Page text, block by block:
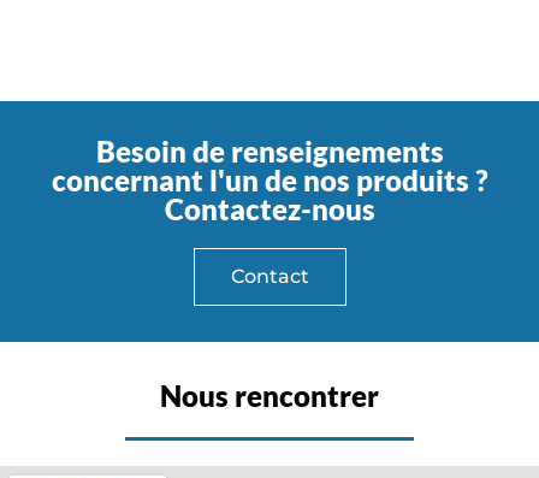
Besoin de renseignements
concernant l'un de nos produits ?
Contactez-nous
Contact
Nous rencontrer